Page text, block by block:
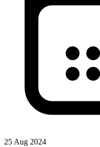
25 Aug 2024